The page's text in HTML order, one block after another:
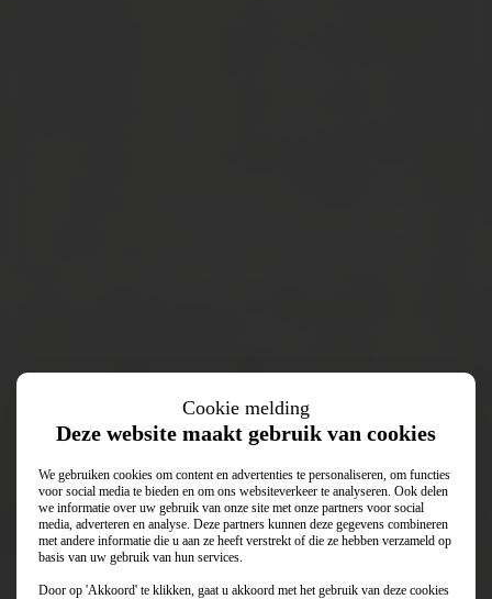
Cookie melding
Deze website maakt gebruik van cookies
We gebruiken cookies om content en advertenties te personaliseren, om functies
voor social media te bieden en om ons websiteverkeer te analyseren. Ook delen
we informatie over uw gebruik van onze site met onze partners voor social
media, adverteren en analyse. Deze partners kunnen deze gegevens combineren
met andere informatie die u aan ze heeft verstrekt of die ze hebben verzameld op
basis van uw gebruik van hun services.
Door op 'Akkoord' te klikken, gaat u akkoord met het gebruik van deze cookies